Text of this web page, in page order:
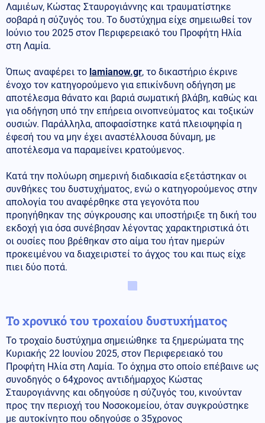
Λαμιέων, Κώστας Σταυρογιάννης και τραυματίστηκε
σοβαρά η σύζυγός του. Το δυστύχημα είχε σημειωθεί τον
Ιούνιο του 2025 στον Περιφερειακό του Προφήτη Ηλία
στη Λαμία.
Όπως αναφέρει το lamianow.gr, το δικαστήριο έκρινε
ένοχο τον κατηγορούμενο για επικίνδυνη οδήγηση με
αποτέλεσμα θάνατο και βαριά σωματική βλάβη, καθώς και
για οδήγηση υπό την επήρεια οινοπνεύματος και τοξικών
ουσιών. Παράλληλα, αποφασίστηκε κατά πλειοψηφία η
έφεσή του να μην έχει αναστέλλουσα δύναμη, με
αποτέλεσμα να παραμείνει κρατούμενος.
Κατά την πολύωρη σημερινή διαδικασία εξετάστηκαν οι
συνθήκες του δυστυχήματος, ενώ ο κατηγορούμενος στην
απολογία του αναφέρθηκε στα γεγονότα που
προηγήθηκαν της σύγκρουσης και υποστήριξε τη δική του
εκδοχή για όσα συνέβησαν λέγοντας χαρακτηριστικά ότι
οι ουσίες που βρέθηκαν στο αίμα του ήταν ημερών
προκειμένου να διαχειριστεί το άγχος του και πως είχε
πιει δύο ποτά.
Το χρονικό του τροχαίου δυστυχήματος
Το τροχαίο δυστύχημα σημειώθηκε τα ξημερώματα της
Κυριακής 22 Ιουνίου 2025, στον Περιφερειακό του
Προφήτη Ηλία στη Λαμία. Το όχημα στο οποίο επέβαινε ως
συνοδηγός ο 64χρονος αντιδήμαρχος Κώστας
Σταυρογιάννης και οδηγούσε η σύζυγός του, κινούνταν
προς την περιοχή του Νοσοκομείου, όταν συγκρούστηκε
με αυτοκίνητο που οδηγούσε ο 35χρονος